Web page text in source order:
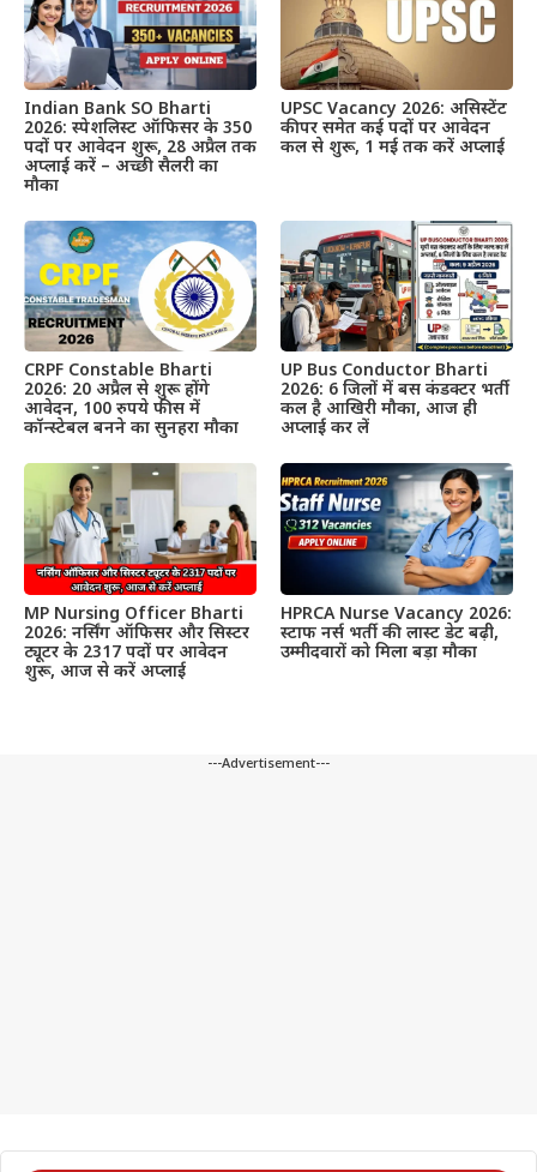
Indian Bank SO Bharti
2026: स्पेशलिस्ट ऑफिसर के 350
पदों पर आवेदन शुरू, 28 अप्रैल तक
अप्लाई करें – अच्छी सैलरी का
मौका
UPSC Vacancy 2026: असिस्टेंट
कीपर समेत कई पदों पर आवेदन
कल से शुरू, 1 मई तक करें अप्लाई
CRPF Constable Bharti
2026: 20 अप्रैल से शुरू होंगे
आवेदन, 100 रुपये फीस में
कॉन्स्टेबल बनने का सुनहरा मौका
UP Bus Conductor Bharti
2026: 6 जिलों में बस कंडक्टर भर्ती
कल है आखिरी मौका, आज ही
अप्लाई कर लें
MP Nursing Officer Bharti
2026: नर्सिंग ऑफिसर और सिस्टर
ट्यूटर के 2317 पदों पर आवेदन
शुरू, आज से करें अप्लाई
HPRCA Nurse Vacancy 2026:
स्टाफ नर्स भर्ती की लास्ट डेट बढ़ी,
उम्मीदवारों को मिला बड़ा मौका
---Advertisement---